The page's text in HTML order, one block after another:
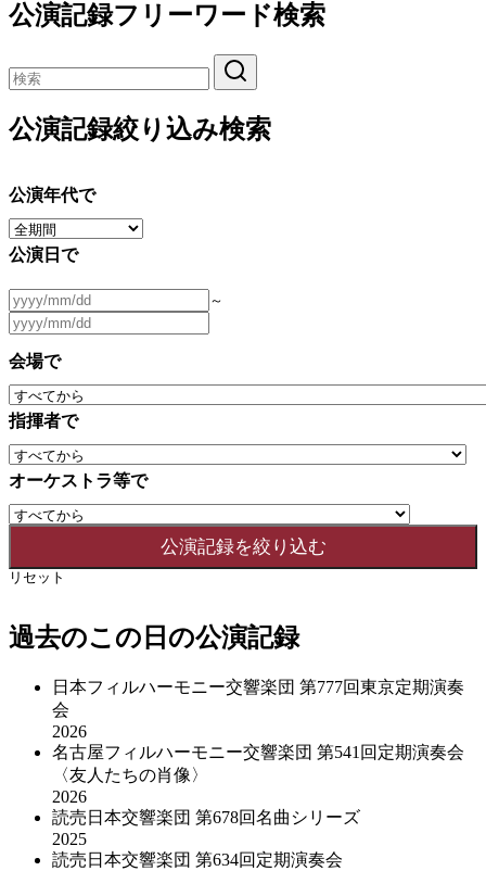
公演記録フリーワード検索
公演記録絞り込み検索
公演年代で
公演日で
～
会場で
指揮者で
オーケストラ等で
リセット
過去のこの日の公演記録
日本フィルハーモニー交響楽団 第777回東京定期演奏
会
2026
名古屋フィルハーモニー交響楽団 第541回定期演奏会
〈友人たちの肖像〉
2026
読売日本交響楽団 第678回名曲シリーズ
2025
読売日本交響楽団 第634回定期演奏会